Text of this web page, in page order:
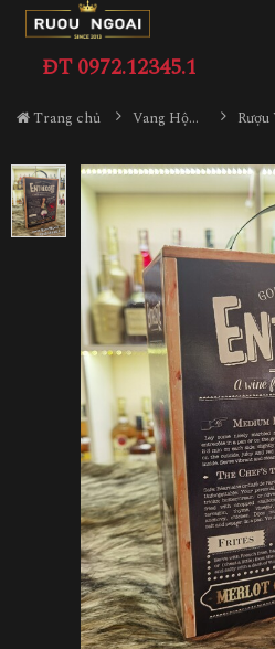
ĐT 0972.12345.1
Trang chủ Vang Hộp 3L - 5L